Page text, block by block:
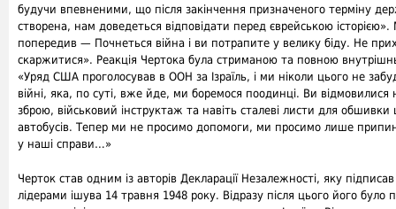
будучи впевненими, що після закінчення призначеного терміну
створена, нам доведеться відповідати перед єврейською історією».
попередив — Почнеться війна і ви потрапите у велику біду. Не
скаржитися». Реакція Чертока була стриманою та повною
«Уряд США проголосував в ООН за Ізраїль, і ми ніколи цього не
війні, яка, по суті, вже йде, ми боремося поодинці. Ви
зброю, військовий інструктаж та навіть сталеві листи для обшивки
автобусів. Тепер ми не просимо допомоги, ми просимо лише
у наші справи…»
Черток став одним із авторів Декларації Незалежності, яку
лідерами ішува 14 травня 1948 року. Відразу після цього його було